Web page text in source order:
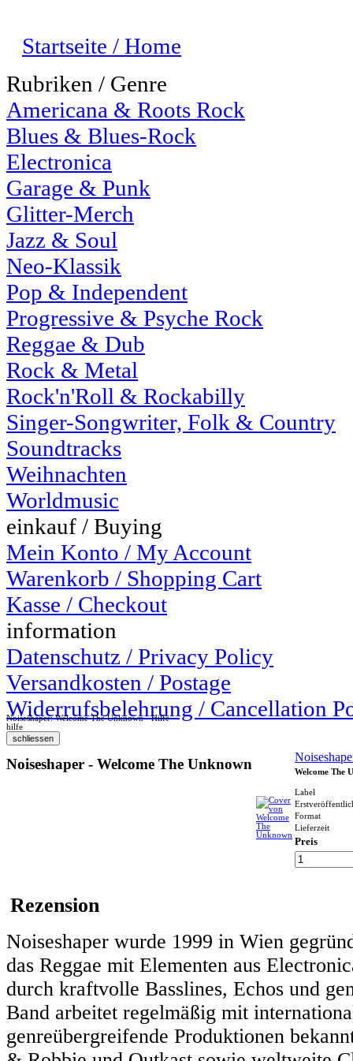
Startseite / Home
Rubriken / Genre
Americana & Roots Rock
Blues & Blues-Rock
Electronica
Garage & Punk
Glitter-Merch
Jazz & Soul
Neo-Klassik
Pop & Independent
Progressive & Psyche Rock
Reggae & Dub
Rock & Metal
Rock'n'Roll & Rockabilly
Singer-Songwriter, Folk & Country
Soundtracks
Weihnachten
Worldmusic
einkauf / Buying
Mein Konto / My Account
Warenkorb / Shopping Cart
Kasse / Checkout
information
Datenschutz / Privacy Policy
Versandkosten / Postage
Widerrufsbelehrung / Cancellation
Noiseshaper: Welcome The Unknown - Hilfe
hilfe
Noiseshaper - Welcome The Unknown Welcome The
Label
Format
Lieferzeit
Preis
Rezension
Noiseshaper wurde 1999 in Wien
das Reggae mit Elementen aus
durch kraftvolle Basslines, Echos und
Band arbeitet regelmäßig mit
genreübergreifende Produktionen